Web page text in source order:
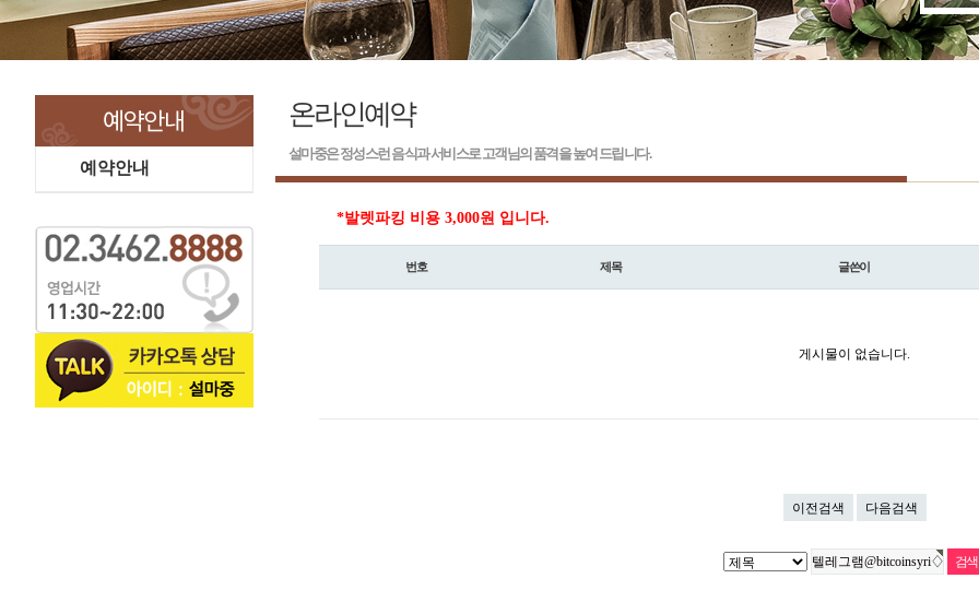
예약안내
온라인예약
설마중은 정성스런 음식과 서비스로 고객님의 품격을 높여 드립니다.
*발렛파킹 비용 3,000원 입니다.
번호 제목 글쓴이
게시물이 없습니다.
이전검색 다음검색